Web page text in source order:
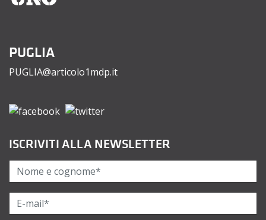
PUGLIA
PUGLIA@articolo1mdp.it
ISCRIVITI ALLA NEWSLETTER